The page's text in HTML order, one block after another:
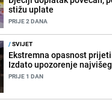
stižu uplate
PRIJE 2 DANA
/SVIJET
Ekstremna opasnost
Izdato upozorenje
PRIJE 1 DAN